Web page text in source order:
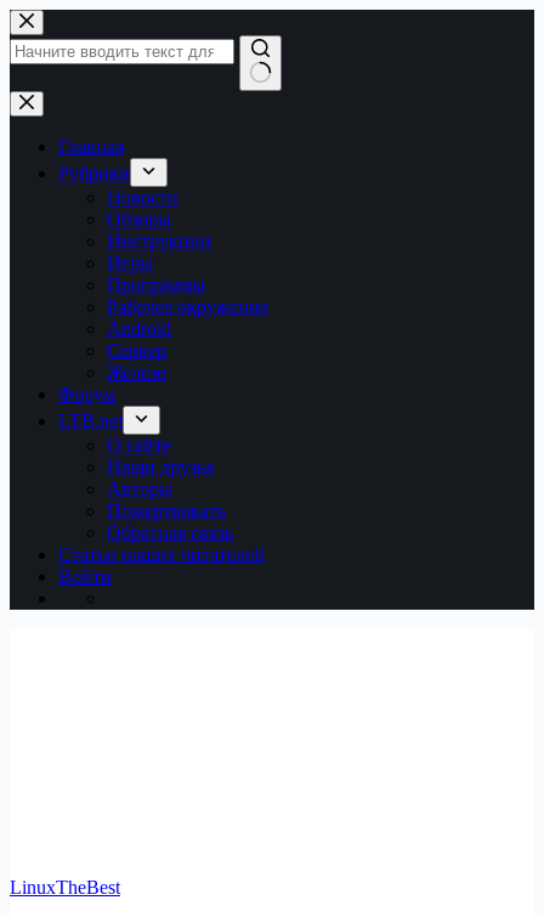
Перейти
к
сути
Ничего
не
найденоГлавная
Рубрики
Новости
Обзоры
Инструкции
Игры
Программы
Рабочее окружение
Android
Сервер
Железо
Форум
LTB.net
О сайте
Наши друзья
Авторы
Пожертвовать
Обратная связь
Статьи наших читателей
Войти
LinuxTheBest